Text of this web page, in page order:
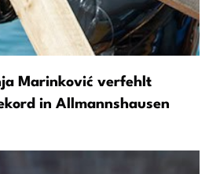
Marinković verfehlt
in Allmannshausen